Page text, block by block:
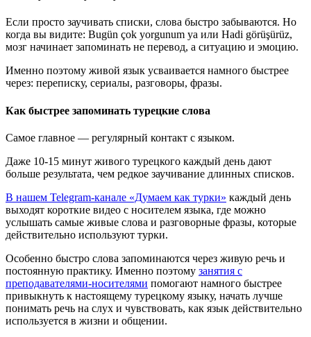
Если просто заучивать списки, слова быстро забываются. Но
когда вы видите: Bugün çok yorgunum ya или Hadi görüşürüz,
мозг начинает запоминать не перевод, а ситуацию и эмоцию.
Именно поэтому живой язык усваивается намного быстрее
через: переписку, сериалы, разговоры, фразы.
Как быстрее запоминать турецкие слова
Самое главное — регулярный контакт с языком.
Даже 10-15 минут живого турецкого каждый день дают
больше результата, чем редкое заучивание длинных списков.
В нашем Telegram-канале «Думаем как турки» каждый день
выходят короткие видео с носителем языка, где можно
услышать самые живые слова и разговорные фразы, которые
действительно используют турки.
Особенно быстро слова запоминаются через живую речь и
постоянную практику. Именно поэтому занятия с
преподавателями-носителями помогают намного быстрее
привыкнуть к настоящему турецкому языку, начать лучше
понимать речь на слух и чувствовать, как язык действительно
используется в жизни и общении.